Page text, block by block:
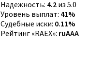
Надежность: 4.2 из 5.0
Уровень выплат: 41%
Судебные иски: 0.11%
Рейтинг «RAEX»: ruAAA